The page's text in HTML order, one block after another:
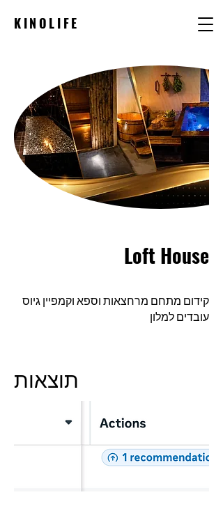
KINOLIFE
Loft House
קידום מתחם מרחצאות וספא וקמפיין גיוס
עובדים למלון
תוצאות